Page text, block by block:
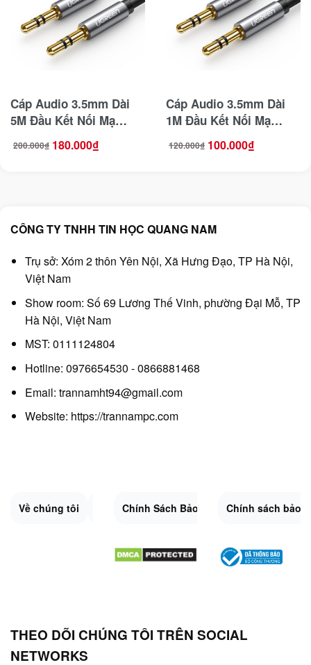
Cáp Audio 3.5mm Dài
5M Đầu Kết Nối Mạ
Vàng Ugreen 10737
200.000₫
Giá
gốc 180.000₫
Giá
hiện
Cáp Audio 3.5mm Dài
1M Đầu Kết Nối Mạ
Vàng Ugreen 10733
120.000₫
Giá
gốc 100.000₫
Giá
hiện
CÔNG TY TNHH TIN HỌC QUANG NAM
Trụ sở: Xóm 2 thôn Yên Nội, Xã Hưng Đạo, TP Hà Nội,
Việt Nam
Show room: Số 69 Lương Thế Vinh, phường Đại Mỗ, TP
Hà Nội, Việt Nam
MST: 0111124804
Hotline: 0976654530 - 0866881468
Email: trannamht94@gmail.com
Website: https://trannampc.com
Về chúng tôi Liên Hệ Quy Định Chung Sitemap.XML
Chính Sách Bảo Mật Đổi trả và hoàn
Chính sách bảo
THEO DÕI CHÚNG TÔI TRÊN SOCIAL
NETWORKS